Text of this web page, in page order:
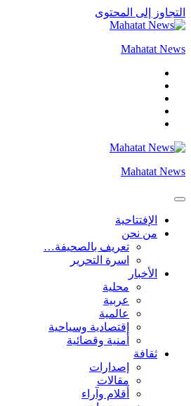
التجاوز إلى المحتوى
Mahatat News
Mahatat News
الإفتتاحية
من نحن
تعريف بالصحيفة…
اسرة التحرير
الأخبار
محلية
عربية
عالمية
إقتصادية وسياحية
أمنية وقضائية
ثقافة
إصدارات
مقالات
أقلام وآراء